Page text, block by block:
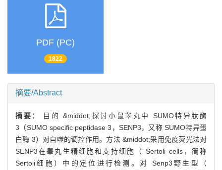
PDF (PC)
1822
摘要/Abstract
摘要：
目的 &middot;探讨小鼠睾丸中 SUMO特异肽酶
3（SUMO specific peptidase 3，SENP3，又称 SUMO特异蛋
白酶 3）对自噬的调控作用。方法 &middot;采用免疫荧光法对
SENP3在睾丸生精细胞和支持细胞（ Sertoli cells，简称
Sertoli细胞）中的定位进行检测。对 Senp3野生型（